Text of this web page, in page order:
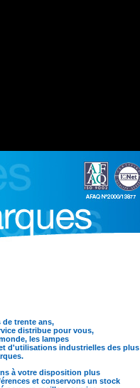
de trente ans,
distribue pour vous,
les lampes
d'utilisations industrielles des plus
à votre disposition plus
et conservons un stock